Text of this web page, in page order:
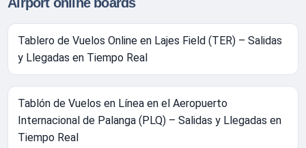
Tablero de Vuelos Online en Lajes Field (TER) – Salidas
y Llegadas en Tiempo Real
Tablón de Vuelos en Línea en el Aeropuerto
Internacional de Palanga (PLQ) – Salidas y Llegadas en
Tiempo Real